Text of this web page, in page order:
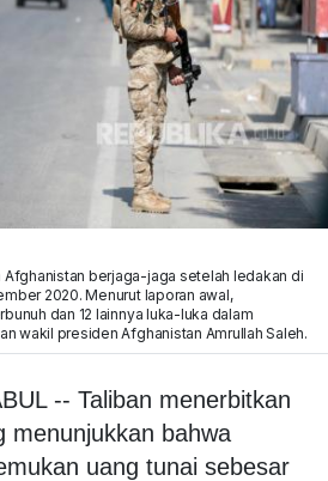
berjaga-jaga setelah ledakan di
2020. Menurut laporan awal,
dan 12 lainnya luka-luka dalam
wakil presiden Afghanistan Amrullah Saleh.
-- Taliban menerbitkan
menunjukkan bahwa
uang tunai sebesar